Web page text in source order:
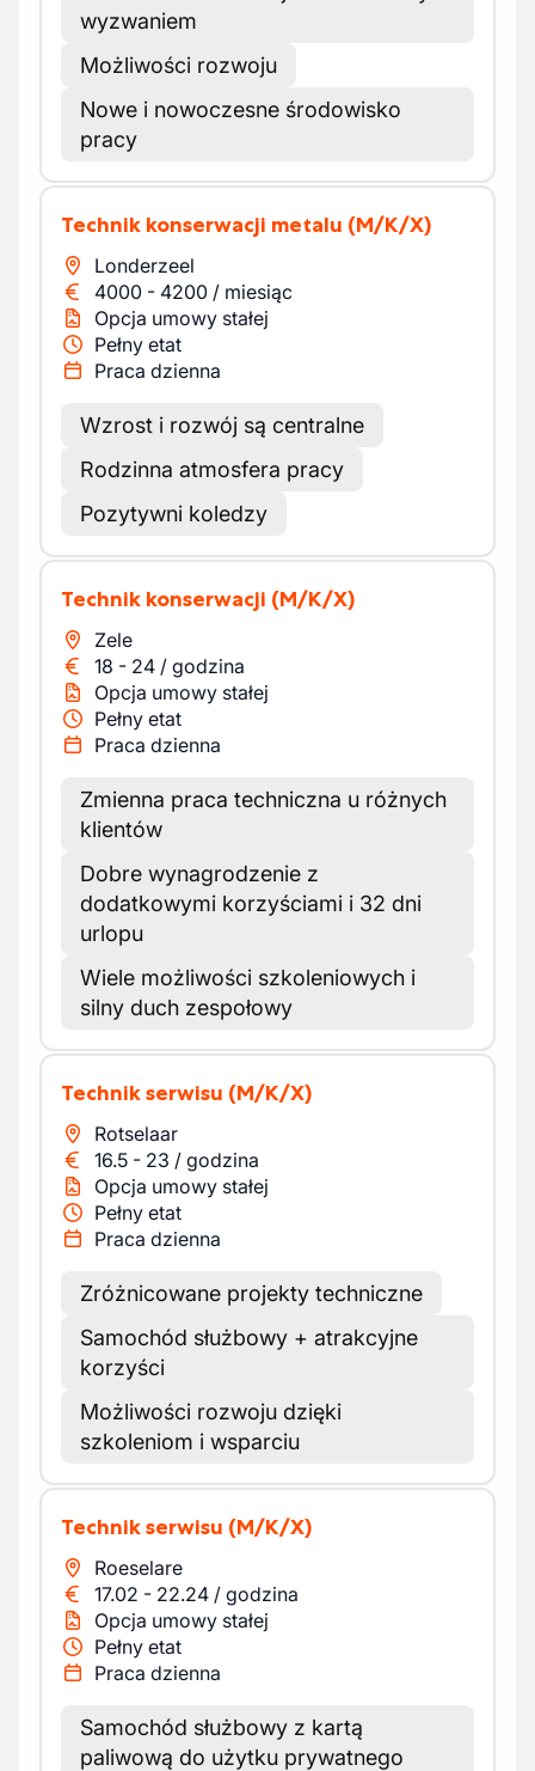
wyzwaniem
Możliwości rozwoju
Nowe i nowoczesne środowisko
pracy
Technik konserwacji metalu (M/K/X)
Londerzeel
4000 - 4200 / miesiąc
Opcja umowy stałej
Pełny etat
Praca dzienna
Wzrost i rozwój są centralne
Rodzinna atmosfera pracy
Pozytywni koledzy
Technik konserwacji (M/K/X)
Zele
18 - 24 / godzina
Opcja umowy stałej
Pełny etat
Praca dzienna
Zmienna praca techniczna u różnych
klientów
Dobre wynagrodzenie z
dodatkowymi korzyściami i 32 dni
urlopu
Wiele możliwości szkoleniowych i
silny duch zespołowy
Technik serwisu (M/K/X)
Rotselaar
16.5 - 23 / godzina
Opcja umowy stałej
Pełny etat
Praca dzienna
Zróżnicowane projekty techniczne
Samochód służbowy + atrakcyjne
korzyści
Możliwości rozwoju dzięki
szkoleniom i wsparciu
Technik serwisu (M/K/X)
Roeselare
17.02 - 22.24 / godzina
Opcja umowy stałej
Pełny etat
Praca dzienna
Samochód służbowy z kartą
paliwową do użytku prywatnego